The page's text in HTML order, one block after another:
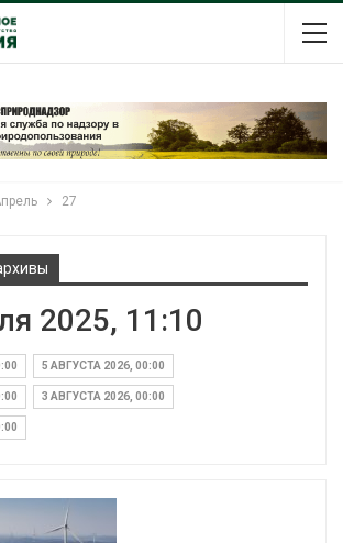
27
2025, 11:10
5 АВГУСТА 2026, 00:00
3 АВГУСТА 2026, 00:00